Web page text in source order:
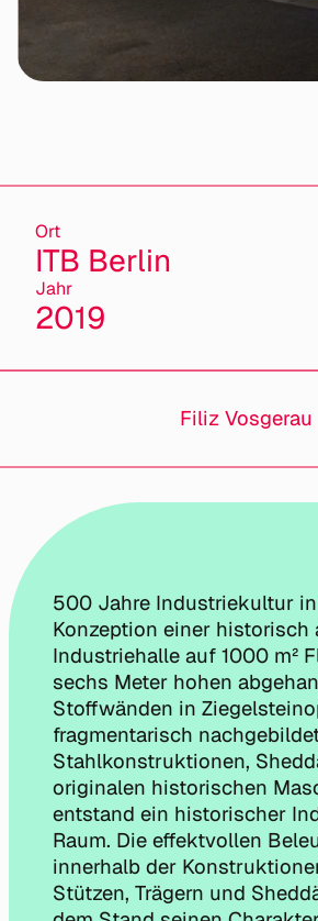
Ort
ITB Berlin
Jahr
2019
Filiz Vosgerau
500 Jahre Industriekultur
Konzeption einer historisch
Industriehalle auf 1000 m²
sechs Meter hohen
Stoffwänden in
fragmentarisch
Stahlkonstruktionen,
originalen historischen
entstand ein historischer
Raum. Die effektvollen
innerhalb der
Stützen, Trägern und